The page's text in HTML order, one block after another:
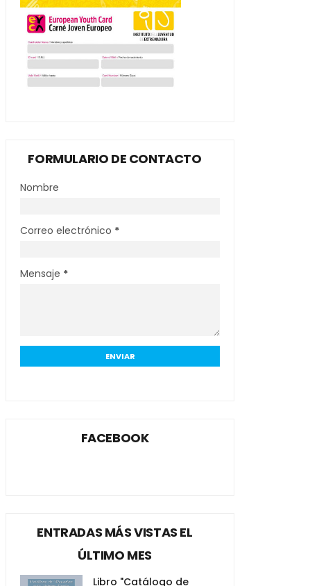
FORMULARIO DE CONTACTO
Nombre
Correo electrónico *
Mensaje *
FACEBOOK
ENTRADAS MÁS VISTAS EL
ÚLTIMO MES
Libro "Catálogo de